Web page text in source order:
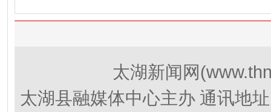
太湖新闻网
太湖县融媒体中心主办 通讯地